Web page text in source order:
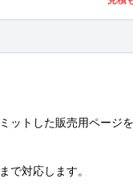
ットした販売用ページを
で対応します。